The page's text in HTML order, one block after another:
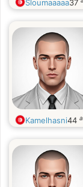
Sloumaaaaa37
Kamelhasni44